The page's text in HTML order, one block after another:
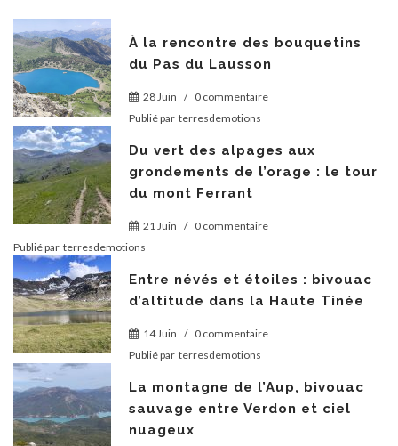
À la rencontre des bouquetins
du Pas du Lausson
28 Juin / 0 commentaire
Publié par terresdemotions
Du vert des alpages aux
grondements de l’orage : le tour
du mont Ferrant
21 Juin / 0 commentaire
Publié par terresdemotions
Entre névés et étoiles : bivouac
d’altitude dans la Haute Tinée
14 Juin / 0 commentaire
Publié par terresdemotions
La montagne de l’Aup, bivouac
sauvage entre Verdon et ciel
nuageux